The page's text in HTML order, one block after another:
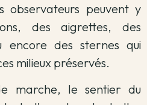
observateurs peuvent y
des aigrettes, des
encore des sternes qui
milieux préservés.
marche, le sentier du